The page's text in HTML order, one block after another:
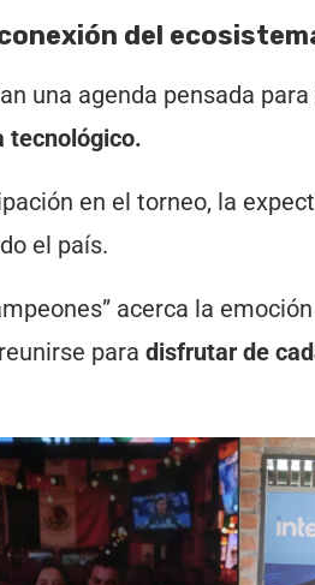
del
una agenda pensada para
tecnológico.
en el torneo, la
el país.
acerca la
para disfrutar de